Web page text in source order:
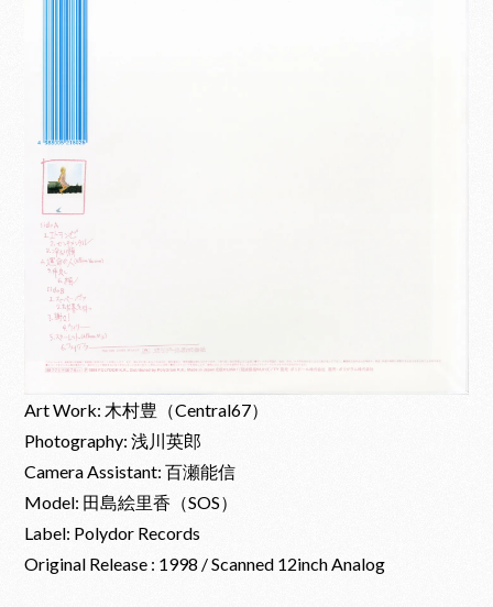
Art Work: 木村豊（Central67）
Photography: 浅川英郎
Camera Assistant: 百瀬能信
Model: 田島絵里香（SOS）
Label: Polydor Records
Original Release : 1998 / Scanned 12inch Analog